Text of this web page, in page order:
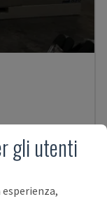
gli utenti